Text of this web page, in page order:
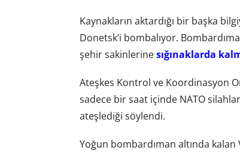
Kaynakların aktardığı bir başka
Donetsk’i bombalıyor.
şehir sakinlerinesığınaklarda
Ateşkes Kontrol ve Koordinasyon
sadece bir saat içinde NATO
ateşlediği söylendi.
Yoğun bombardıman altında